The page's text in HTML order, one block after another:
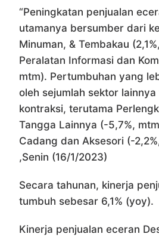
“Peningkatan penjualan
utamanya bersumber dari
Minuman, & Tembakau
Peralatan Informasi dan
mtm). Pertumbuhan yang
oleh sejumlah sektor
kontraksi, terutama
Tangga Lainnya (-5,7%,
Cadang dan Aksesori (-
,Senin (16/1/2023)
Secara tahunan, kinerja
tumbuh sebesar 6,1% (yoy).
Kinerja penjualan eceran